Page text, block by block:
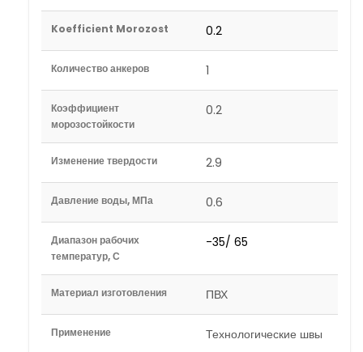
Koefficient Morozost 0.2
Количество анкеров 1
Коэффициент
морозостойкости
0.2
Изменение твердости 2.9
Давление воды, МПа 0.6
Диапазон рабочих
температур, С
-35/ 65
Материал изготовления ПВХ
Применение Технологические швы